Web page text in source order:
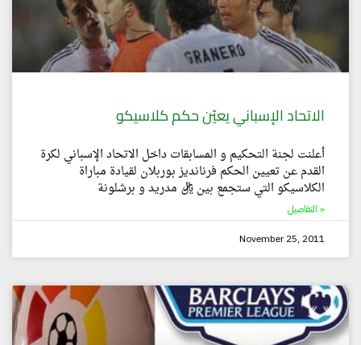
الاتحاد الإسباني يعيّن حكم كلاسيكو
أعلنت لجنة التحكيم و المسابقات داخل الاتحاد الإسباني لكرة
القدم عن تعيين الحكم فرنانديز بوربلان لقيادة مباراة
الكلاسيكو التي ستجمع بين ريال مدريد و برشلونة
التفاصيل »
November 25, 2011